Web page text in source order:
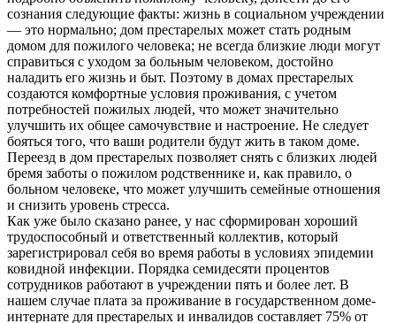
сознания следующие факты: жизнь в социальном учреждении
— это нормально; дом престарелых может стать родным
домом для пожилого человека; не всегда близкие люди могут
справиться с уходом за больным человеком, достойно
наладить его жизнь и быт. Поэтому в домах престарелых
создаются комфортные условия проживания, с учетом
потребностей пожилых людей, что может значительно
улучшить их общее самочувствие и настроение. Не следует
бояться того, что ваши родители будут жить в таком доме.
Переезд в дом престарелых позволяет снять с близких людей
бремя заботы о пожилом родственнике и, как правило, о
больном человеке, что может улучшить семейные отношения
и снизить уровень стресса.
Как уже было сказано ранее, у нас сформирован хороший
трудоспособный и ответственный коллектив, который
зарегистрировал себя во время работы в условиях эпидемии
ковидной инфекции. Порядка семидесяти процентов
сотрудников работают в учреждении пять и более лет. В
нашем случае плата за проживание в государственном доме-
интернате для престарелых и инвалидов составляет 75% от